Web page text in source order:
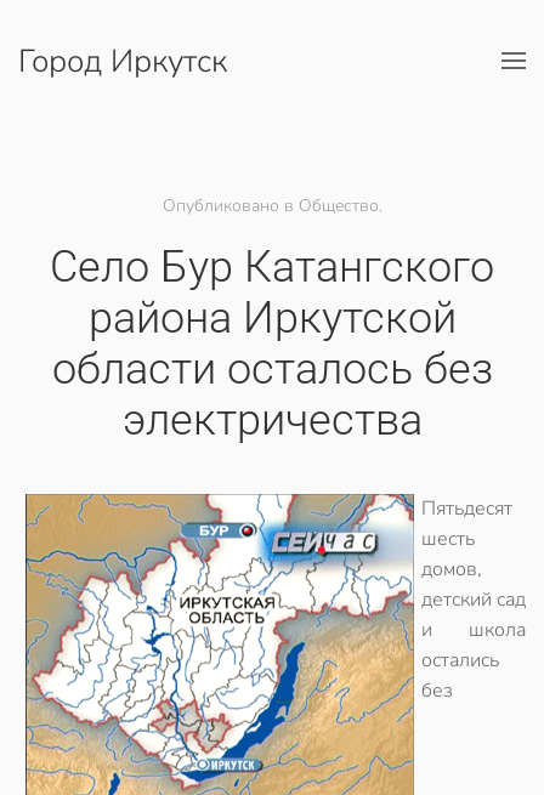
Перейти к содержимому
Город Иркутск
Опубликовано в Общество.
Село Бур Катангского
района Иркутской
области осталось без
электричества
Пятьдесят
шесть
домов,
детский сад
и школа
остались
без